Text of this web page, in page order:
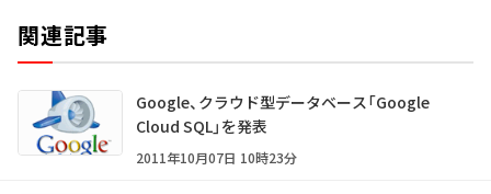
関連記事
Google、クラウド型データベース「Google
Cloud SQL」を発表
2011年10月07日 10時23分